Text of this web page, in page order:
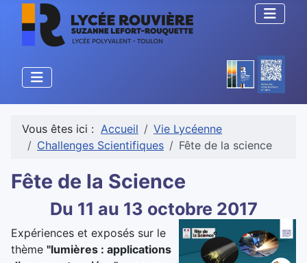
Vous êtes ici : Accueil
Vie Lycéenne
Challenges Scientifiques
Fête de la science
Fête de la Science
Du 11 au 13 octobre 2017
Expériences et exposés sur le
thème "lumières : applications